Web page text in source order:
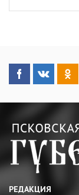
РЕДАКЦИЯ